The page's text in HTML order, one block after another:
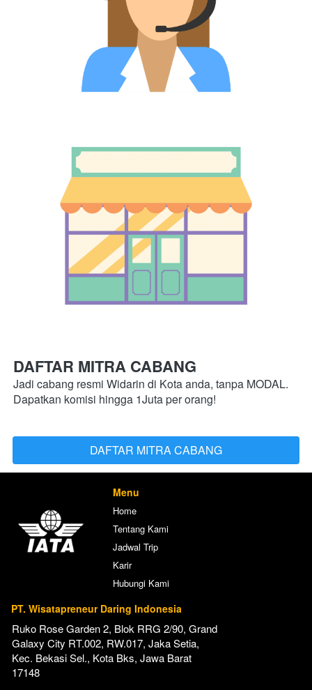
DAFTAR MITRA CABANG
Jadi cabang resmi Widarin di Kota anda, tanpa MODAL.
Dapatkan komisi hingga 1Juta per orang!
`DAFTAR MITRA CABANG
Menu
Home
Tentang Kami
Jadwal Trip
Karir
Hubungi Kami
PT. Wisatapreneur Daring Indonesia
Ruko Rose Garden 2, Blok RRG 2/90, Grand
Galaxy City RT.002, RW.017, Jaka Setia,
Kec. Bekasi Sel., Kota Bks, Jawa Barat
17148